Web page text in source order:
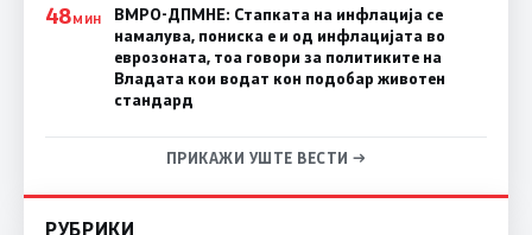
48МИН
ВМРО-ДПМНЕ: Стапката на инфлација се
намалува, пониска е и од инфлацијата во
еврозоната, тоа говори за политиките на
Владата кои водат кон подобар животен
стандард
ПРИКАЖИ УШТЕ ВЕСТИ →
РУБРИКИ